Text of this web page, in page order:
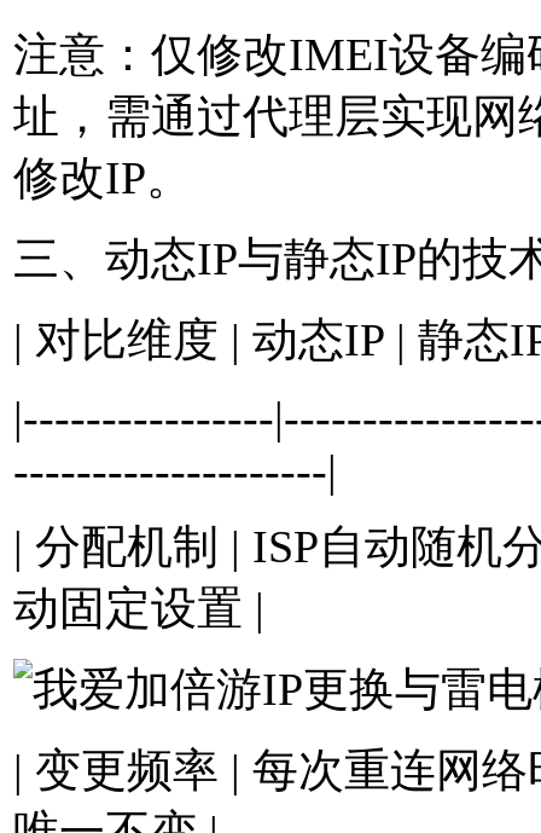
注意：仅修改IMEI设备
址，需通过代理层实现网
修改IP。
三、动态IP与静态IP的技
| 对比维度 | 动态IP | 静态
|----------------
--------------------|
| 分配机制 | ISP自动随机
动固定设置 |
| 变更频率 | 每次重连网